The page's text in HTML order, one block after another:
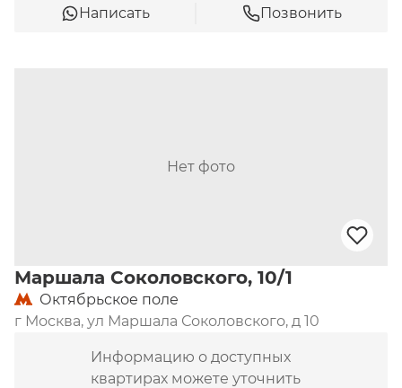
Написать Позвонить
Нет фото
Маршала Соколовского, 10/1
Октябрьское поле
г Москва, ул Маршала Соколовского, д 10
Информацию о доступных
квартирах можете уточнить